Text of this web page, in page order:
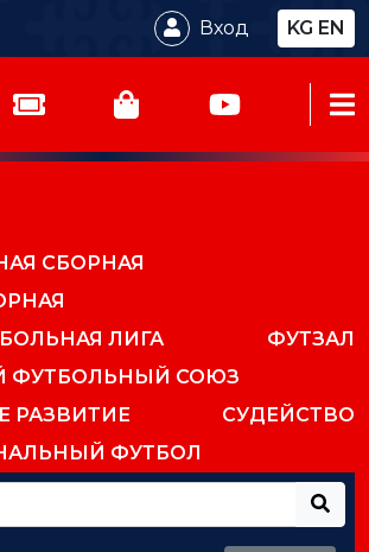
Вход KG EN
СБОРНАЯ
ЛИГА
ФУТЗАЛ
ФУТБОЛЬНЫЙ СОЮЗ
РАЗВИТИЕ
СУДЕЙСТВО
ФУТБОЛ